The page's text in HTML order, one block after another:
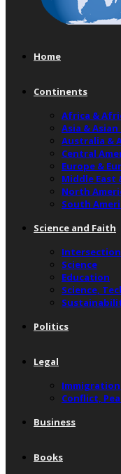
Home
Continents
Africa &
Asia &
Australia &
Central
Europe &
Middle East
North
South
Science and Faith
Intersection
Science
Education
Science,
Politics
Legal
Conflict,
Business
Books